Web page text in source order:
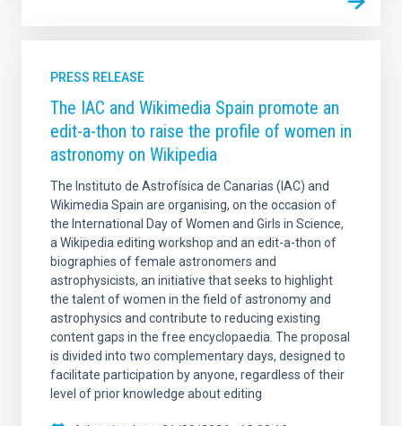
PRESS RELEASE
The IAC and Wikimedia Spain promote an
edit-a-thon to raise the profile of women in
astronomy on Wikipedia
The Instituto de Astrofísica de Canarias (IAC) and
Wikimedia Spain are organising, on the occasion of
the International Day of Women and Girls in Science,
a Wikipedia editing workshop and an edit-a-thon of
biographies of female astronomers and
astrophysicists, an initiative that seeks to highlight
the talent of women in the field of astronomy and
astrophysics and contribute to reducing existing
content gaps in the free encyclopaedia. The proposal
is divided into two complementary days, designed to
facilitate participation by anyone, regardless of their
level of prior knowledge about editing